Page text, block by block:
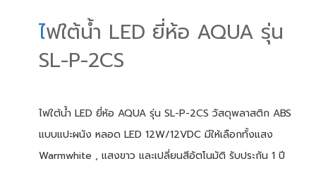
ไฟใต้น้ำ LED ยี่ห้อ AQUA รุ่น
SL-P-2CS
ไฟใต้น้ำ LED ยี่ห้อ AQUA รุ่น SL-P-2CS วัสดุพลาสติก ABS
แบบแปะผนัง หลอด LED 12W/12VDC มีให้เลือกทั้งแสง
Warmwhite , แสงขาว และเปลี่ยนสีอัตโนมัติ รับประกัน 1 ปี